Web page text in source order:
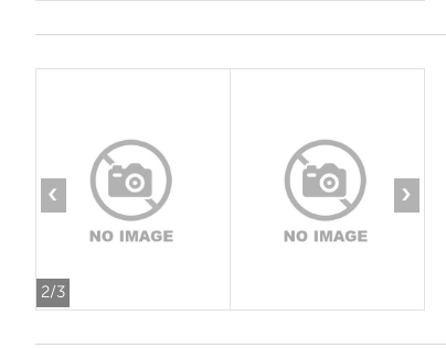
2/3
‹ ›